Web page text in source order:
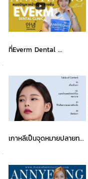
ที่Everm Dental ...
เกาหลีเป็นจุดหมายปลายท...